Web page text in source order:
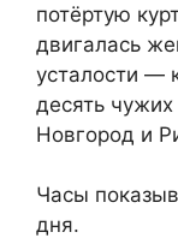
потёртую
двигалась
усталости —
десять
Новгород и
Часы
дня.